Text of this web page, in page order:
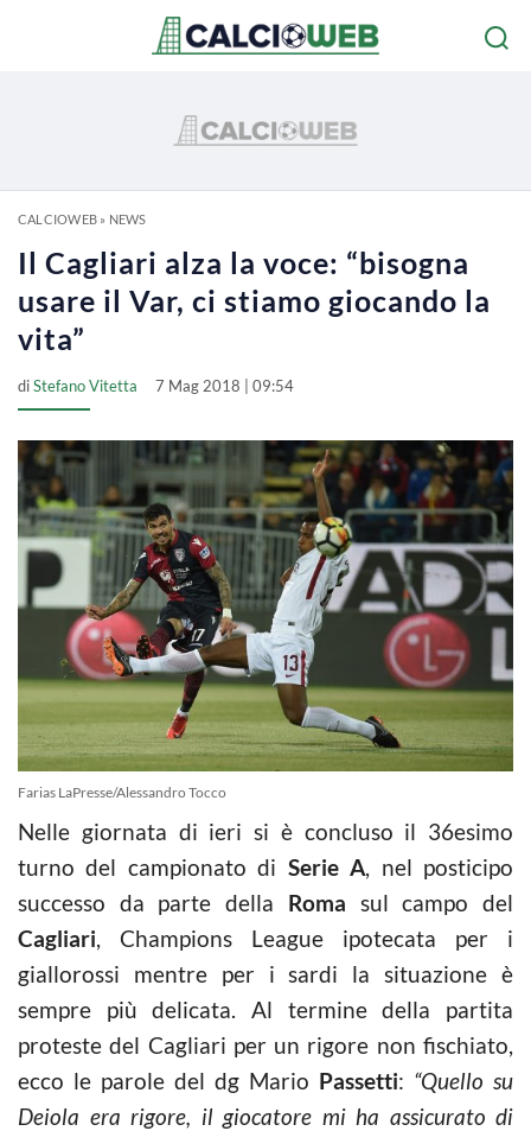
CALCIOWEB» NEWS
Il Cagliari alza la voce: “bisogna
usare il Var, ci stiamo giocando la
vita”
diStefano Vitetta 7 Mag 2018 | 09:54
Farias LaPresse/Alessandro Tocco
Nelle giornata di ieri si è concluso il 36esimo
turno del campionato di Serie A, nel posticipo
successo da parte della Roma sul campo del
Cagliari, Champions League ipotecata per i
giallorossi mentre per i sardi la situazione è
sempre più delicata. Al termine della partita
proteste del Cagliari per un rigore non fischiato,
ecco le parole del dg Mario Passetti: “Quello su
Deiola era rigore, il giocatore mi ha assicurato di